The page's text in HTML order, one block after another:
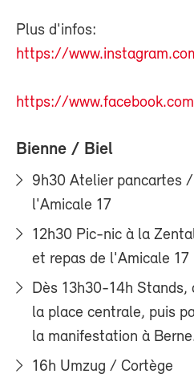
Plus d'infos:
https://
https://
Bienne / Biel
9h30 Atelier pancartes
l'Amicale 17
12h30 Pic-nic à la
et repas de l'Amicale 17
Dès 13h30-14h Stands,
la place centrale, puis
la manifestation à
16h Umzug / Cortège